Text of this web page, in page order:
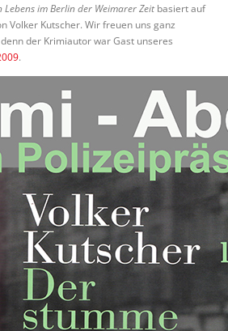
im Berlin der Weimarer Zeitbasiert auf
Volker Kutscher. Wir freuen uns ganz
der Krimiautor war Gast unseres
.